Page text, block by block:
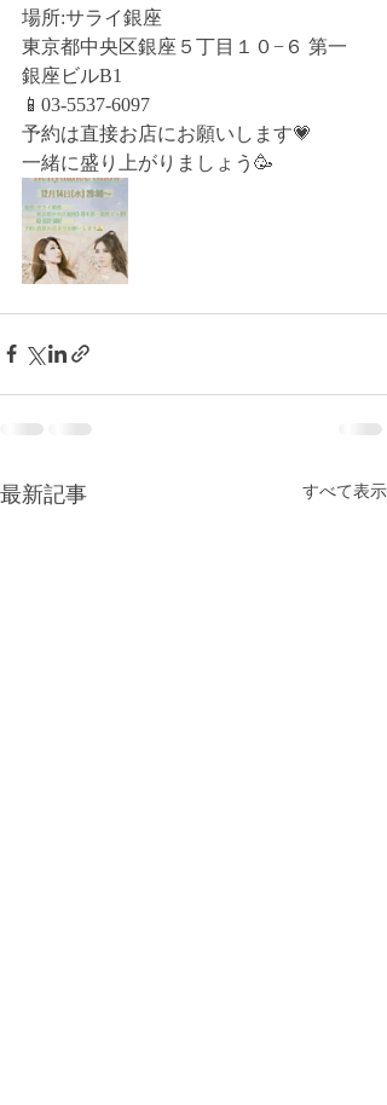
場所:サライ銀座
東京都中央区銀座５丁目１０−６ 第一
銀座ビルB1
📱03-5537-6097
予約は直接お店にお願いします💗
一緒に盛り上がりましょう🥳
最新記事 すべて表示